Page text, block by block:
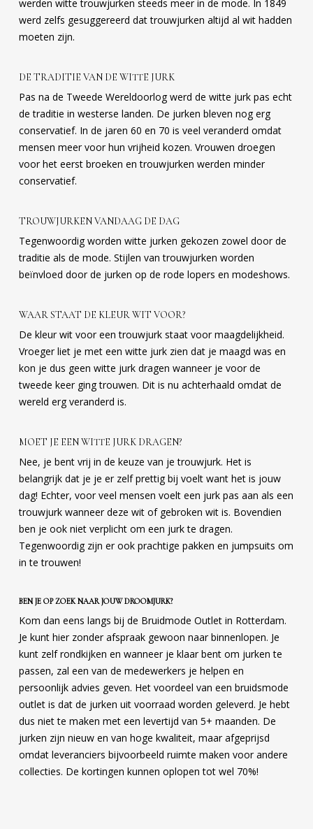
werden witte trouwjurken steeds meer in de mode. In 1849
werd zelfs gesuggereerd dat trouwjurken altijd al wit hadden
moeten zijn.
DE TRADITIE VAN DE WITTE JURK
Pas na de Tweede Wereldoorlog werd de witte jurk pas echt
de traditie in westerse landen. De jurken bleven nog erg
conservatief. In de jaren 60 en 70 is veel veranderd omdat
mensen meer voor hun vrijheid kozen. Vrouwen droegen
voor het eerst broeken en trouwjurken werden minder
conservatief.
TROUWJURKEN VANDAAG DE DAG
Tegenwoordig worden witte jurken gekozen zowel door de
traditie als de mode. Stijlen van trouwjurken worden
beïnvloed door de jurken op de rode lopers en modeshows.
WAAR STAAT DE KLEUR WIT VOOR?
De kleur wit voor een trouwjurk staat voor maagdelijkheid.
Vroeger liet je met een witte jurk zien dat je maagd was en
kon je dus geen witte jurk dragen wanneer je voor de
tweede keer ging trouwen. Dit is nu achterhaald omdat de
wereld erg veranderd is.
MOET JE EEN WITTE JURK DRAGEN?
Nee, je bent vrij in de keuze van je trouwjurk. Het is
belangrijk dat je je er zelf prettig bij voelt want het is jouw
dag! Echter, voor veel mensen voelt een jurk pas aan als een
trouwjurk wanneer deze wit of gebroken wit is. Bovendien
ben je ook niet verplicht om een jurk te dragen.
Tegenwoordig zijn er ook prachtige pakken en jumpsuits om
in te trouwen!
BEN JE OP ZOEK NAAR JOUW DROOMJURK?
Kom dan eens langs bij de Bruidmode Outlet in Rotterdam.
Je kunt hier zonder afspraak gewoon naar binnenlopen. Je
kunt zelf rondkijken en wanneer je klaar bent om jurken te
passen, zal een van de medewerkers je helpen en
persoonlijk advies geven. Het voordeel van een bruidsmode
outlet is dat de jurken uit voorraad worden geleverd. Je hebt
dus niet te maken met een levertijd van 5+ maanden. De
jurken zijn nieuw en van hoge kwaliteit, maar afgeprijsd
omdat leveranciers bijvoorbeeld ruimte maken voor andere
collecties. De kortingen kunnen oplopen tot wel 70%!